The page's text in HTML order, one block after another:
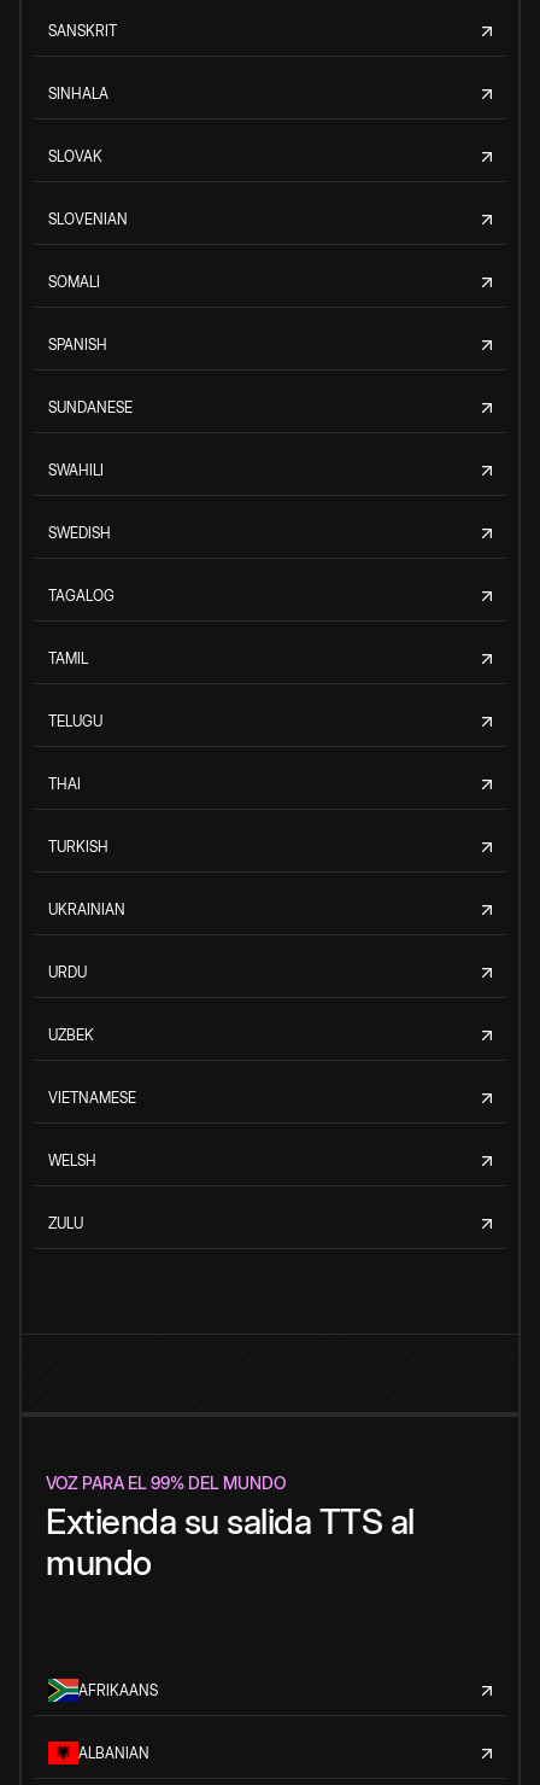
SANSKRIT
SINHALA
SLOVAK
SLOVENIAN
SOMALI
SPANISH
SUNDANESE
SWAHILI
SWEDISH
TAGALOG
TAMIL
TELUGU
THAI
TURKISH
UKRAINIAN
URDU
UZBEK
VIETNAMESE
WELSH
ZULU
VOZ PARA EL 99% DEL MUNDO
Extienda su salida TTS al
mundo
AFRIKAANS
ALBANIAN